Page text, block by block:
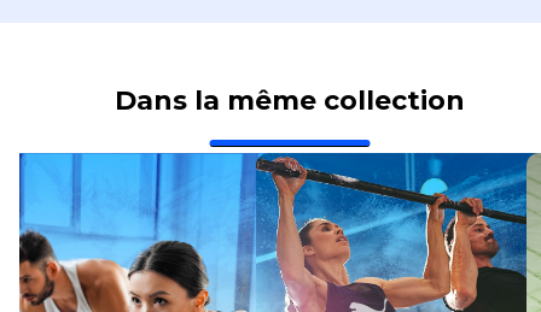
Dans la même collection